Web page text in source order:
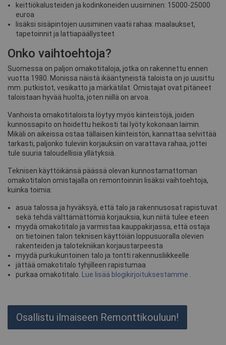
keittiökalusteiden ja kodinkoneiden uusiminen: 15000-25000
euroa
lisäksi sisäpintojen uusiminen vaatii rahaa: maalaukset,
tapetoinnit ja lattiapäällysteet
Onko vaihtoehtoja?
Suomessa on paljon omakotitaloja, jotka on rakennettu ennen
vuotta 1980. Monissa näistä ikääntyneistä taloista on jo uusittu
mm. putkistot, vesikatto ja märkätilat. Omistajat ovat pitäneet
taloistaan hyvää huolta, joten niillä on arvoa.
Vanhoista omakotitaloista löytyy myös kiinteistöjä, joiden
kunnossapito on hoidettu heikosti tai lyöty kokonaan laimin.
Mikäli on aikeissa ostaa tällaisen kiinteistön, kannattaa selvittää
tarkasti, paljonko tuleviin korjauksiin on varattava rahaa, jottei
tule suuria taloudellisia yllätyksiä.
Teknisen käyttöikänsä päässä olevan kunnostamattoman
omakotitalon omistajalla on remontoinnin lisäksi vaihtoehtoja,
kuinka toimia:
asua talossa ja hyväksyä, että talo ja rakennusosat rapistuvat
sekä tehdä välttämättömiä korjauksia, kun niitä tulee eteen
myydä omakotitalo ja varmistaa kauppakirjassa, että ostaja
on tietoinen talon teknisen käyttöiän loppusuoralla olevien
rakenteiden ja talotekniikan korjaustarpeesta
myydä purkukuntoinen talo ja tontti rakennusliikkeelle
jättää omakotitalo tyhjilleen rapistumaa
purkaa omakotitalo.
Lue lisää blogikirjoituksestamme
Osallistu ilmaiseen Remonttikouluun!